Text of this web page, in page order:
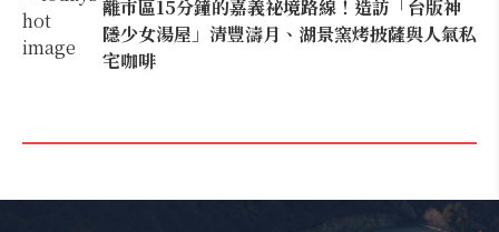
離市區15分鐘的嘉義祕境路線！造訪「台版神
隱少女湯屋」清豐濤月、湖景窯烤披薩與人氣私
宅咖啡